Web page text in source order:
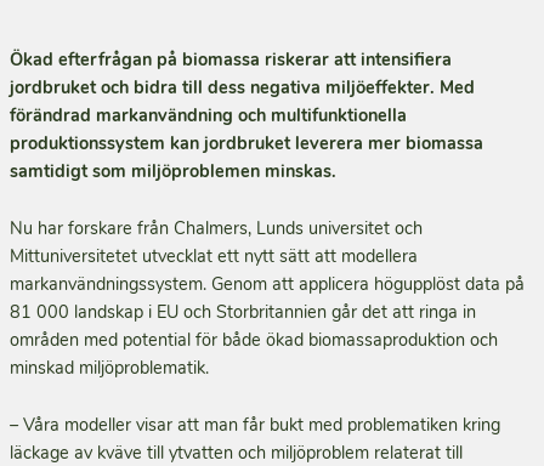
Ökad efterfrågan på biomassa riskerar att intensifiera
jordbruket och bidra till dess negativa miljöeffekter. Med
förändrad markanvändning och multifunktionella
produktionssystem kan jordbruket leverera mer biomassa
samtidigt som miljöproblemen minskas.
Nu har forskare från Chalmers, Lunds universitet och
Mittuniversitetet utvecklat ett nytt sätt att modellera
markanvändningssystem. Genom att applicera högupplöst data på
81 000 landskap i EU och Storbritannien går det att ringa in
områden med potential för både ökad biomassaproduktion och
minskad miljöproblematik.
– Våra modeller visar att man får bukt med problematiken kring
läckage av kväve till ytvatten och miljöproblem relaterat till